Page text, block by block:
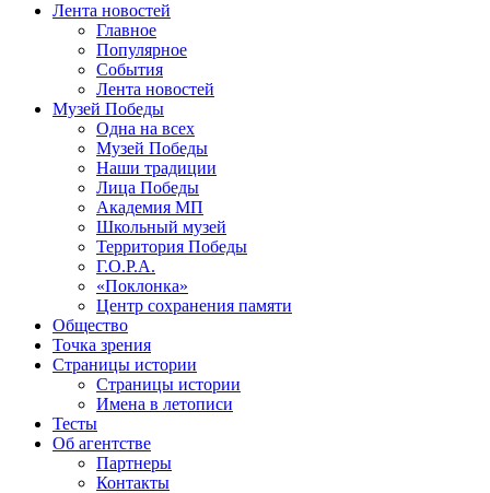
Лента новостей
Главное
Популярное
События
Лента новостей
Музей Победы
Одна на всех
Музей Победы
Наши традиции
Лица Победы
Академия МП
Школьный музей
Территория Победы
Г.О.Р.А.
«Поклонка»
Центр сохранения памяти
Общество
Точка зрения
Страницы истории
Страницы истории
Имена в летописи
Тесты
Об агентстве
Партнеры
Контакты